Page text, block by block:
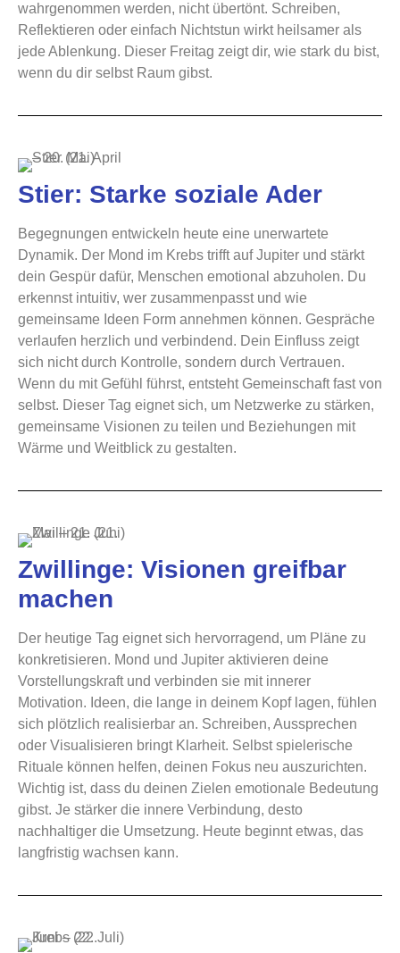
wahrgenommen werden, nicht übertönt. Schreiben,
Reflektieren oder einfach Nichtstun wirkt heilsamer als
jede Ablenkung. Dieser Freitag zeigt dir, wie stark du bist,
wenn du dir selbst Raum gibst.
Stier: Starke soziale Ader
Begegnungen entwickeln heute eine unerwartete
Dynamik. Der Mond im Krebs trifft auf Jupiter und stärkt
dein Gespür dafür, Menschen emotional abzuholen. Du
erkennst intuitiv, wer zusammenpasst und wie
gemeinsame Ideen Form annehmen können. Gespräche
verlaufen herzlich und verbindend. Dein Einfluss zeigt
sich nicht durch Kontrolle, sondern durch Vertrauen.
Wenn du mit Gefühl führst, entsteht Gemeinschaft fast von
selbst. Dieser Tag eignet sich, um Netzwerke zu stärken,
gemeinsame Visionen zu teilen und Beziehungen mit
Wärme und Weitblick zu gestalten.
Zwillinge: Visionen greifbar
machen
Der heutige Tag eignet sich hervorragend, um Pläne zu
konkretisieren. Mond und Jupiter aktivieren deine
Vorstellungskraft und verbinden sie mit innerer
Motivation. Ideen, die lange in deinem Kopf lagen, fühlen
sich plötzlich realisierbar an. Schreiben, Aussprechen
oder Visualisieren bringt Klarheit. Selbst spielerische
Rituale können helfen, deinen Fokus neu auszurichten.
Wichtig ist, dass du deinen Zielen emotionale Bedeutung
gibst. Je stärker die innere Verbindung, desto
nachhaltiger die Umsetzung. Heute beginnt etwas, das
langfristig wachsen kann.